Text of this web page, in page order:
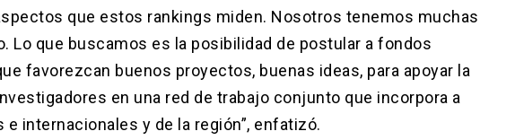
que estos rankings miden. Nosotros tenemos muchas
Lo que buscamos es la posibilidad de postular a fondos
favorezcan buenos proyectos, buenas ideas, para apoyar la
en una red de trabajo conjunto que incorpora a
internacionales y de la región”, enfatizó.